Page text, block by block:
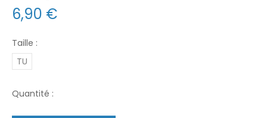
6,90 €
Taille :
TU
Quantité :